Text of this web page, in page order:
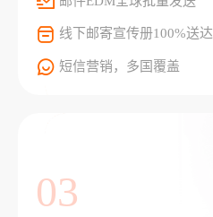
线下邮寄宣传册100%送达
短信营销，多国覆盖
03